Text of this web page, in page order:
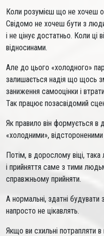
Коли розумієш що не хочеш
Свідомо не хочеш бути з
і не цінує достатньо. Коли ці
відносинами.
Але до цього «холодного»
залишається надія що щось
заниження самооцінки і
Так працює позасвідомий
Як правило він формується в
«холодними»,
Потім, в дорослому віці,
і прийняття саме з тими
справжньому прийняти.
А нормальні, здатні будувати
напросто не цікавлять.
Якщо ви схильні потрапляти в